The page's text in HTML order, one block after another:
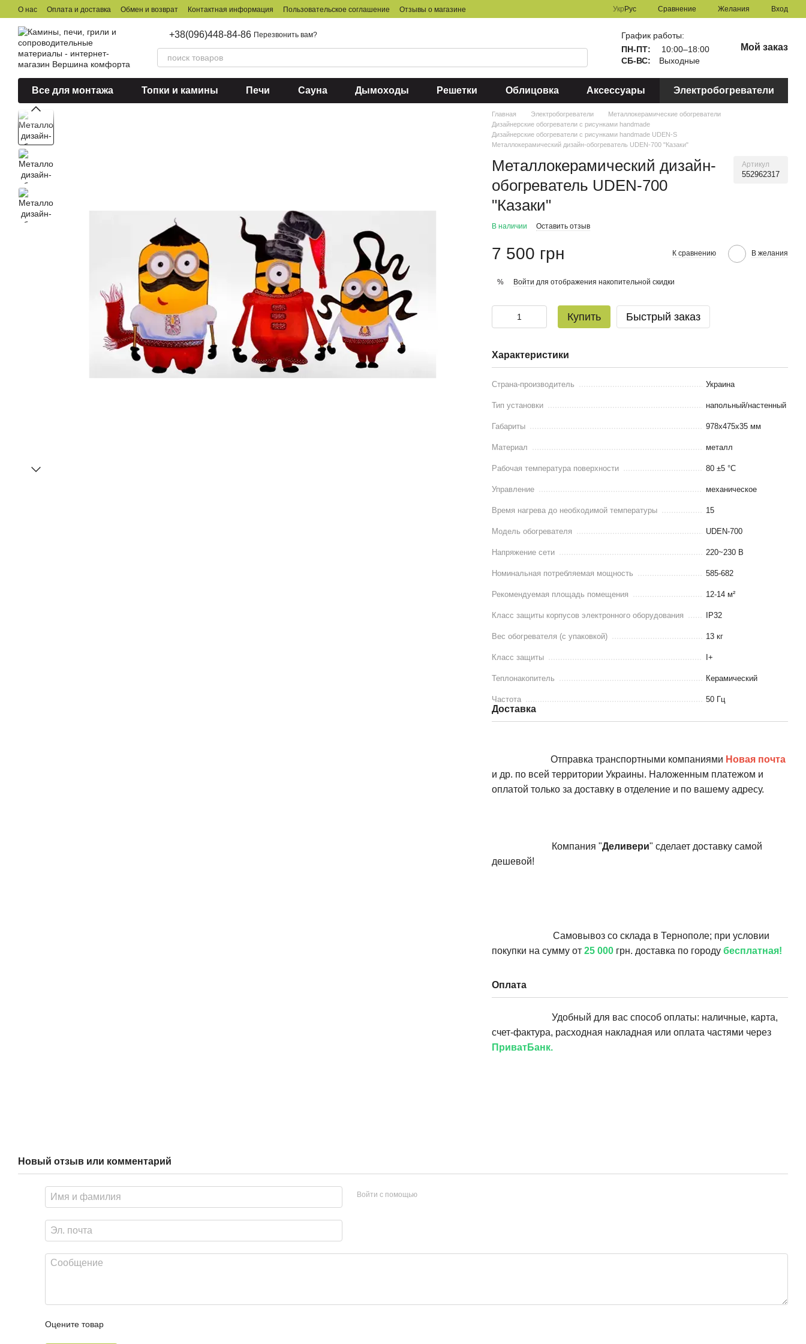
Перейти к основному контенту
О нас Оплата и доставка Обмен и возврат Контактная информация Пользовательское соглашение Отзывы о магазине Укр Рус Сравнение Желания Вход
+38(096)448-84-86 Перезвонить вам?
График работы:
ПН-ПТ:
10:00–18:00
СБ-ВС:
Выходные
Мой заказ
Все для монтажа Топки и камины Печи Сауна Дымоходы Решетки Облицовка Аксессуары Электробогреватели
Главная Электробогреватели
Металлокерамические обогреватели
Дизайнерские обогреватели с рисунками handmade
Дизайнерские обогреватели с рисунками handmade UDEN-S
Металлокерамический дизайн-обогреватель UDEN-700 "Казаки"
Металлокерамический дизайн-
обогреватель UDEN-700
"Казаки"
Артикул
552962317
В наличии Оставить отзыв
7 500 грн К сравнению В желания
% Войти для отображения накопительной скидки
Купить Быстрый заказ
Характеристики
Страна-производитель Украина
Тип установки напольный/настенный
Габариты 978х475х35 мм
Материал металл
Рабочая температура поверхности 80 ±5 °С
Управление механическое
Время нагрева до необходимой температуры 15
Модель обогревателя UDEN-700
Напряжение сети 220~230 В
Номинальная потребляемая мощность 585-682
Рекомендуемая площадь помещения 12-14 м²
Класс защиты корпусов электронного оборудования IP32
Вес обогревателя (с упаковкой) 13 кг
Класс защиты I+
Теплонакопитель Керамический
Частота 50 Гц
Доставка
Отправка транспортными компаниями Новая почта
и др. по всей территории Украины. Наложенным платежом и
оплатой только за доставку в отделение и по вашему адресу.
Компания "Деливери" сделает доставку самой
дешевой!
Самовывоз со склада в Тернополе; при условии
покупки на сумму от25 000 грн. доставка по городубесплатная!
Оплата
Удобный для вас способ оплаты: наличные, карта,
счет-фактура, расходная накладная или оплата частями через
ПриватБанк.
Новый отзыв или комментарий
Войти с помощью
Оцените товар